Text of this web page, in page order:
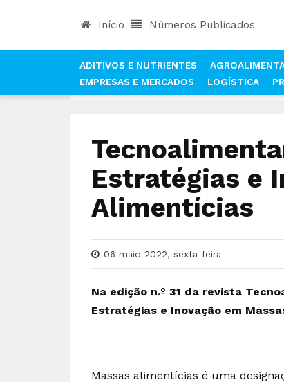
Início Números Publicados
ADITIVOS E NUTRIENTES
EMPRESAS E MERCADOS
LOGÍSTICA
NÚMEROS
Estratégias e
Alimentícias
06 maio 2022, sexta-feira
Na edição n.º 31 da revista
Estratégias e Inovação em
Massas alimentícias é uma